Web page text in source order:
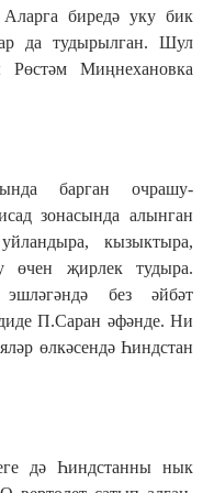
биредә уку бик
да тудырылган. Шул
Рөстәм Миңнехановка
барган очрашу-
зонасында алынган
кызыктыра,
өчен җирлек тудыра.
без әйбәт
П.Саран әфәнде. Ни
өлкәсендә Һиндстан
дә Һиндстанны нык